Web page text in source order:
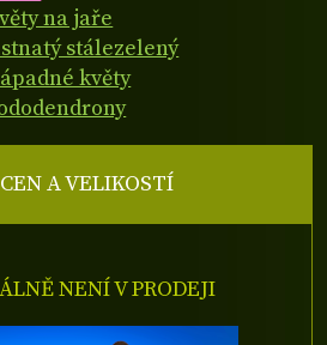
na jaře
stálezelený
květy
A VELIKOSTÍ
NENÍ V PRODEJI